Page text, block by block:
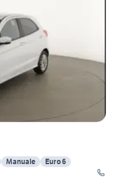
Manuale
Euro 6